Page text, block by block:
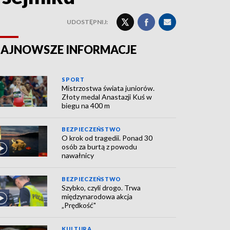
UDOSTĘPNIJ:
INFORMACJE
SPORT
Mistrzostwa świata juniorów.
Złoty medal Anastazji Kuś w
biegu na 400 m
BEZPIECZEŃSTWO
O krok od tragedii. Ponad 30
osób za burtą z powodu
nawałnicy
BEZPIECZEŃSTWO
Szybko, czyli drogo. Trwa
międzynarodowa akcja
„Prędkość"